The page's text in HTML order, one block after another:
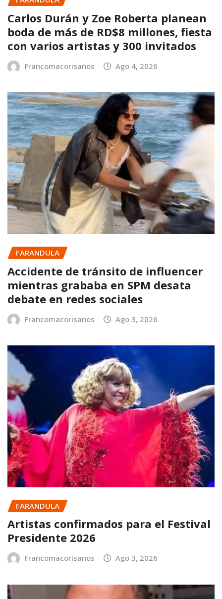
Carlos Durán y Zoe Roberta planean
boda de más de RD$8 millones, fiesta
con varios artistas y 300 invitados
Francomacorisanos Ago 4, 2026
FARANDULA
Accidente de tránsito de influencer
mientras grababa en SPM desata
debate en redes sociales
Francomacorisanos Ago 3, 2026
FARANDULA
Artistas confirmados para el Festival
Presidente 2026
Francomacorisanos Ago 3, 2026